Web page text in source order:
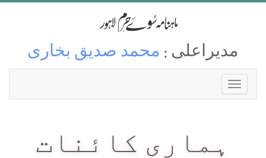
مدیراعلی : محمد صدیق بخاری
ہماری کائنات